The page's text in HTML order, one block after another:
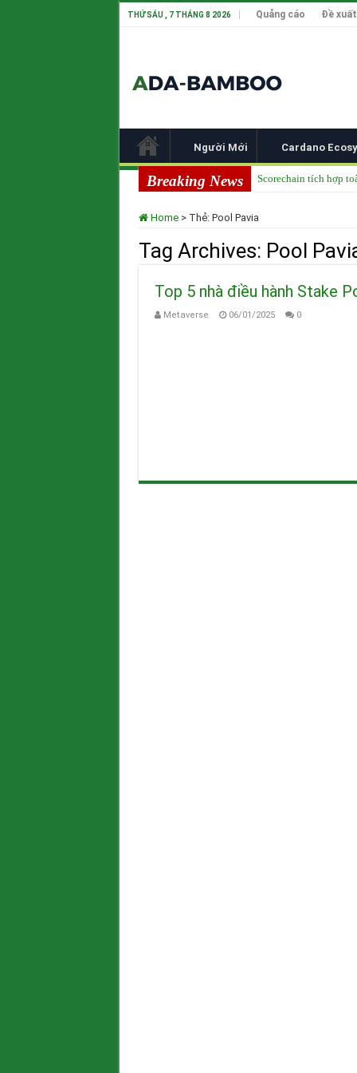
THỨ SÁU , 7 THÁNG 8 2026 Quảng cáo Đề
Người Mới Cardano
Breaking News Scorechain tích hợp
Input Output Tiên
Home > Thẻ: Pool Pavia
Tag Archives: Pool
Top 5 nhà điều hành Stake
Metaverse 06/01/2025 0